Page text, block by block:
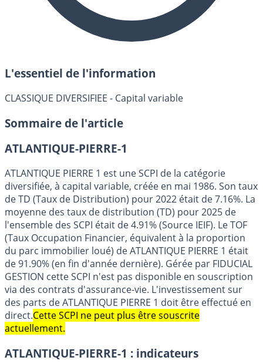
L'essentiel de l'information
CLASSIQUE DIVERSIFIEE - Capital variable
Sommaire de l'article
ATLANTIQUE-PIERRE-1
ATLANTIQUE PIERRE 1 est une SCPI de la catégorie
diversifiée, à capital variable, créée en mai 1986. Son taux
de TD (Taux de Distribution) pour 2022 était de 7.16%. La
moyenne des taux de distribution (TD) pour 2025 de
l'ensemble des SCPI était de 4.91% (Source IEIF). Le TOF
(Taux Occupation Financier, équivalent à la proportion
du parc immobilier loué) de ATLANTIQUE PIERRE 1 était
de 91.90% (en fin d'année dernière). Gérée par FIDUCIAL
GESTION cette SCPI n'est pas disponible en souscription
via des contrats d'assurance-vie. L'investissement sur
des parts de ATLANTIQUE PIERRE 1 doit être effectué en
direct.Cette SCPI ne peut plus être souscrite
actuellement.
ATLANTIQUE-PIERRE-1 : indicateurs